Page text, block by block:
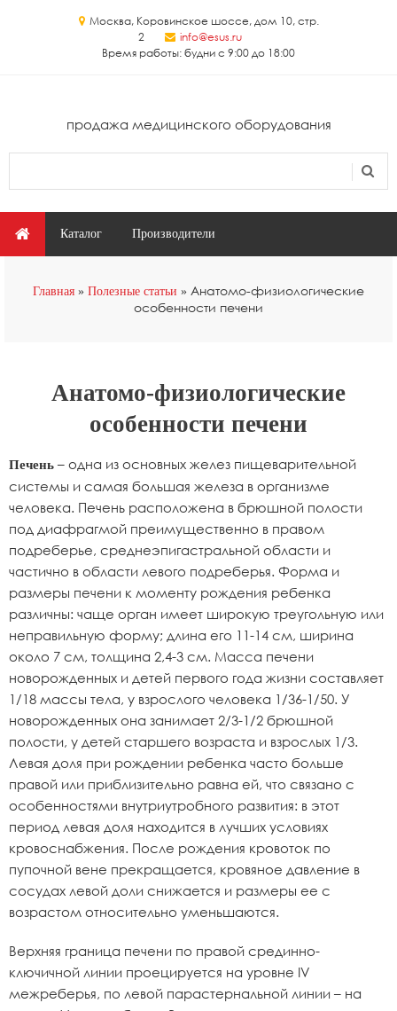
Москва, Коровинское шоссе, дом 10, стр.
2
info@esus.ru
Время работы: будни с 9:00 до 18:00
продажа медицинского оборудования
Главное меню
Каталог Производители
Главная Полезные статьи
Анатомо-физиологические
особенности печени
Анатомо-физиологические
особенности печени
Печень – одна из основных желез пищеварительной
системы и самая большая железа в организме
человека. Печень расположена в брюшной полости
под диафрагмой преимущественно в правом
подреберье, среднеэпигастральной области и
частично в области левого подреберья. Форма и
размеры печени к моменту рождения ребенка
различны: чаще орган имеет широкую треугольную или
неправильную форму; длина его 11-14 см, ширина
около 7 см, толщина 2,4-3 см. Масса печени
новорожденных и детей первого года жизни составляет
1/18 массы тела, у взрослого человека 1/36-1/50. У
новорожденных она занимает 2/3-1/2 брюшной
полости, у детей старшего возраста и взрослых 1/3.
Левая доля при рождении ребенка часто больше
правой или приблизительно равна ей, что связано с
особенностями внутриутробного развития: в этот
период левая доля находится в лучших условиях
кровоснабжения. После рождения кровоток по
пупочной вене прекращается, кровяное давление в
сосудах левой доли снижается и размеры ее с
возрастом относительно уменьшаются.
Верхняя граница печени по правой срединно-
ключичной линии проецируется на уровне IV
межреберья, по левой парастернальной линии – на